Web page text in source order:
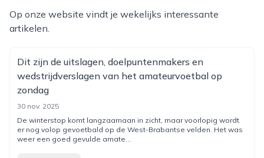
Op onze website vindt je wekelijks interessante
artikelen.
Dit zijn de uitslagen, doelpuntenmakers en
wedstrijdverslagen van het amateurvoetbal op
zondag
30 nov. 2025
De winterstop komt langzaamaan in zicht, maar voorlopig wordt
er nog volop gevoetbald op de West-Brabantse velden. Het was
weer een goed gevulde amate...